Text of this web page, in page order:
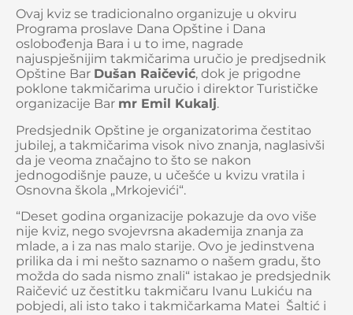
Ovaj kviz se tradicionalno organizuje u okviru
Programa proslave Dana Opštine i Dana
oslobođenja Bara i u to ime, nagrade
najuspješnijim takmičarima uručio je predjsednik
Opštine Bar Dušan Raičević, dok je prigodne
poklone takmičarima uručio i direktor Turističke
organizacije Bar mr Emil Kukalj.
Predsjednik Opštine je organizatorima čestitao
jubilej, a takmičarima visok nivo znanja, naglasivši
da je veoma značajno to što se nakon
jednogodišnje pauze, u učešće u kvizu vratila i
Osnovna škola „Mrkojevići“.
“Deset godina organizacije pokazuje da ovo više
nije kviz, nego svojevrsna akademija znanja za
mlade, a i za nas malo starije. Ovo je jedinstvena
prilika da i mi nešto saznamo o našem gradu, što
možda do sada nismo znali“ istakao je predsjednik
Raičević uz čestitku takmičaru Ivanu Lukiću na
pobjedi, ali isto tako i takmičarkama Matei Šaltić i